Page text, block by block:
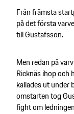
Från främsta
på det första
till Gustafsson.
Men redan på
Ricknäs ihop och
kallades ut under
omstarten tog
fight om